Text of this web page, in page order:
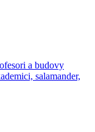
a budovy
salamander,